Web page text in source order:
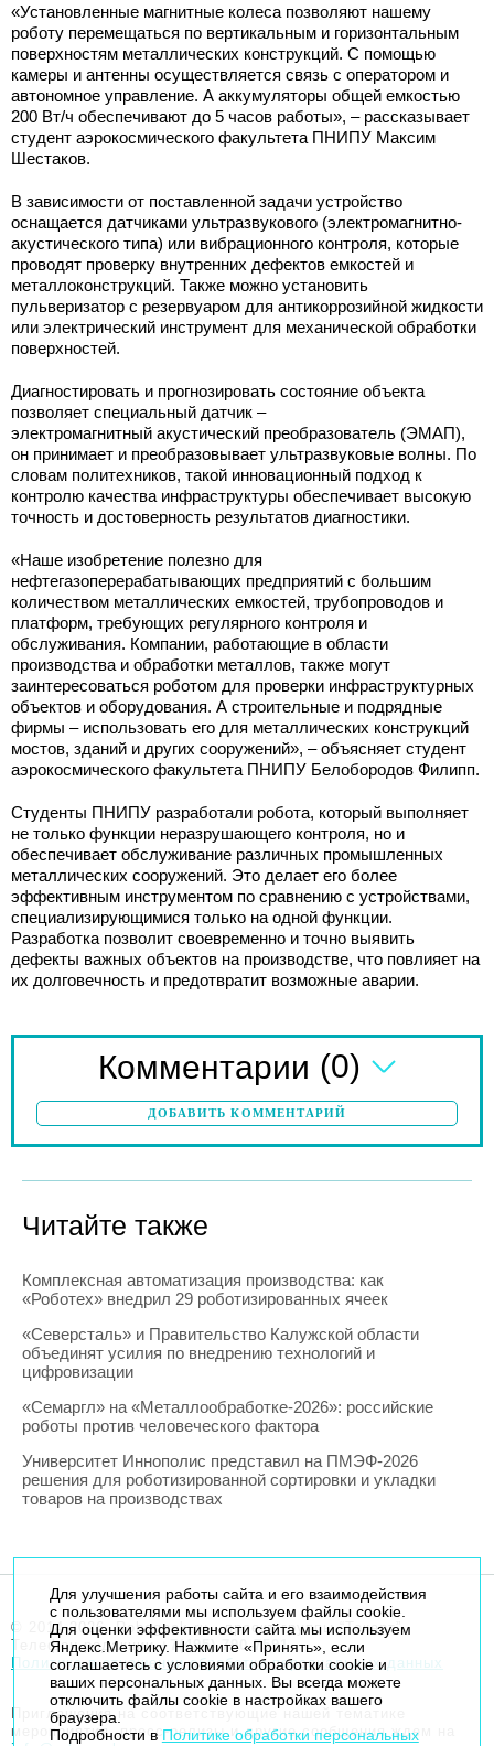
«Установленные магнитные колеса позволяют нашему
роботу перемещаться по вертикальным и горизонтальным
поверхностям металлических конструкций. С помощью
камеры и антенны осуществляется связь с оператором и
автономное управление. А аккумуляторы общей емкостью
200 Вт/ч обеспечивают до 5 часов работы», – рассказывает
студент аэрокосмического факультета ПНИПУ Максим
Шестаков.
В зависимости от поставленной задачи устройство
оснащается датчиками ультразвукового (электромагнитно-
акустического типа) или вибрационного контроля, которые
проводят проверку внутренних дефектов емкостей и
металлоконструкций. Также можно установить
пульверизатор с резервуаром для антикоррозийной жидкости
или электрический инструмент для механической обработки
поверхностей.
Диагностировать и прогнозировать состояние объекта
позволяет специальный датчик –
электромагнитный акустический преобразователь (ЭМАП),
он принимает и преобразовывает ультразвуковые волны. По
словам политехников, такой инновационный подход к
контролю качества инфраструктуры обеспечивает высокую
точность и достоверность результатов диагностики.
«Наше изобретение полезно для
нефтегазоперерабатывающих предприятий с большим
количеством металлических емкостей, трубопроводов и
платформ, требующих регулярного контроля и
обслуживания. Компании, работающие в области
производства и обработки металлов, также могут
заинтересоваться роботом для проверки инфраструктурных
объектов и оборудования. А строительные и подрядные
фирмы – использовать его для металлических конструкций
мостов, зданий и других сооружений», – объясняет студент
аэрокосмического факультета ПНИПУ Белобородов Филипп.
Студенты ПНИПУ разработали робота, который выполняет
не только функции неразрушающего контроля, но и
обеспечивает обслуживание различных промышленных
металлических сооружений. Это делает его более
эффективным инструментом по сравнению с устройствами,
специализирующимися только на одной функции.
Разработка позволит своевременно и точно выявить
дефекты важных объектов на производстве, что повлияет на
их долговечность и предотвратит возможные аварии.
Комментарии (0)
ДОБАВИТЬ КОММЕНТАРИЙ
Читайте также
Комплексная автоматизация производства: как
«Роботех» внедрил 29 роботизированных ячеек
«Северсталь» и Правительство Калужской области
объединят усилия по внедрению технологий и
цифровизации
«Семаргл» на «Металлообработке-2026»: российские
роботы против человеческого фактора
Университет Иннополис представил на ПМЭФ-2026
решения для роботизированной сортировки и укладки
товаров на производствах
© 2014-2026. Robogeek.ru - проект группы “Текарт”.
Телефон редакции+7(495) 790-7591
Политика в отношении обработки персональных данных
Приглашения на соответствующие нашей тематике
мероприятия, пресс-релизы и другие сообщения ждем на
Для улучшения работы сайта и его взаимодействия
с пользователями мы используем файлы cookie.
Для оценки эффективности сайта мы используем
Яндекс.Метрику. Нажмите «Принять», если
соглашаетесь с условиями обработки cookie и
ваших персональных данных. Вы всегда можете
отключить файлы cookie в настройках вашего
браузера.
Подробности в Политике обработки персональных